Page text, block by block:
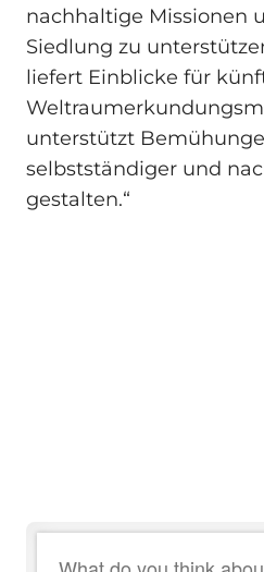
nachhaltige Missionen
Siedlung zu
liefert Einblicke für
unterstützt
selbstständiger und
gestalten.“